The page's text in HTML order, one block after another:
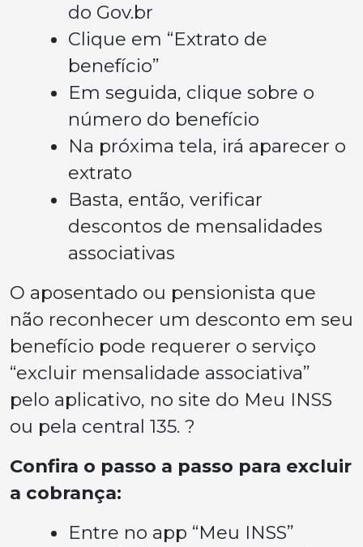
do Gov.br
Clique em “Extrato de
benefício”
Em seguida, clique sobre o
número do benefício
Na próxima tela, irá aparecer o
extrato
Basta, então, verificar
descontos de mensalidades
associativas
O aposentado ou pensionista que
não reconhecer um desconto em seu
benefício pode requerer o serviço
“excluir mensalidade associativa”
pelo aplicativo, no site do Meu INSS
ou pela central 135. ?
Confira o passo a passo para excluir
a cobrança:
Entre no app “Meu INSS”